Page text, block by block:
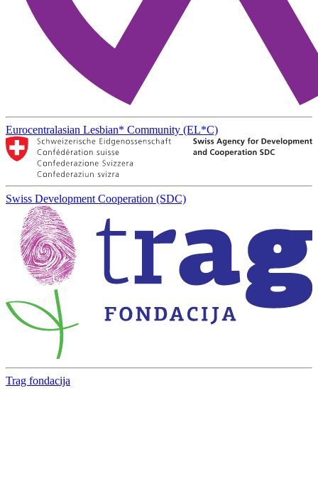
Eurocentralasian Lesbian* Community (EL*C)
Swiss Development Cooperation (SDC)
Trag fondacija